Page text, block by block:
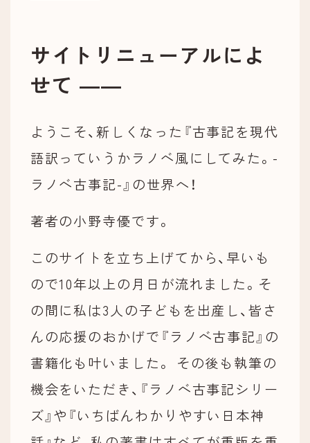
サイトリニューアルによ
せて ――
ようこそ、新しくなった『古事記を現代
語訳っていうかラノベ風にしてみた。-
ラノベ古事記-』の世界へ！
著者の小野寺優です。
このサイトを立ち上げてから、早いも
ので10年以上の月日が流れました。そ
の間に私は3人の子どもを出産し、皆さ
んの応援のおかげで『ラノベ古事記』の
書籍化も叶いました。 その後も執筆の
機会をいただき、『ラノベ古事記シリー
ズ』や『いちばんわかりやすい日本神